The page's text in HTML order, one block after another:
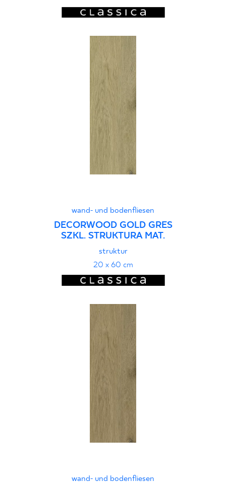
wand- und bodenfliesen
DECORWOOD GOLD GRES
SZKL. STRUKTURA MAT.
struktur
20 x 60 cm
wand- und bodenfliesen